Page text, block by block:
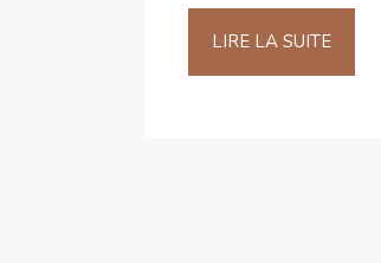
LIRE LA SUITE